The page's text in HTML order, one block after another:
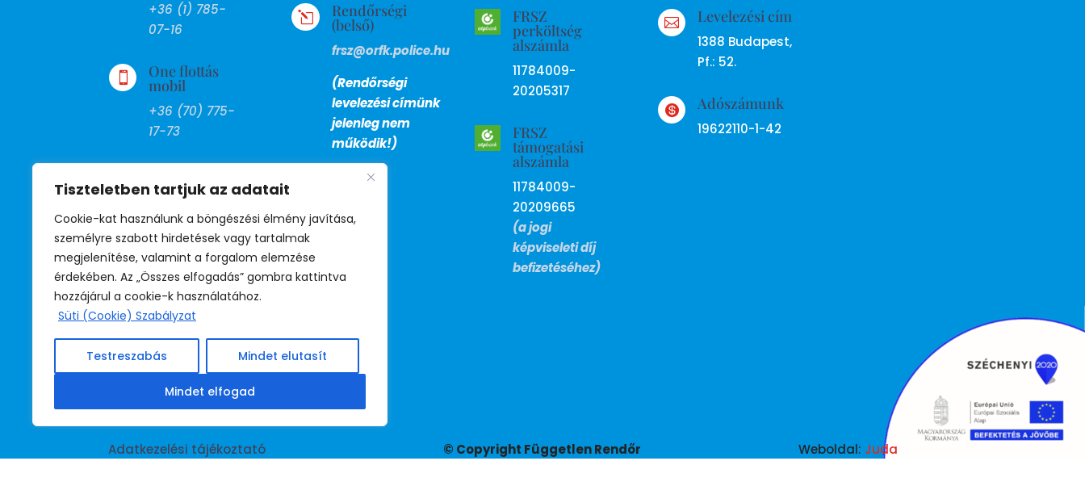
Tiszteletben tartjuk az adatait
Cookie-kat használunk a böngészési élmény javítása,
személyre szabott hirdetések vagy tartalmak
megjelenítése, valamint a forgalom elemzése
érdekében. Az „Összes elfogadás” gombra kattintva
hozzájárul a cookie-k használatához.
Süti (Cookie) Szabályzat
Testreszabás Mindet elutasít
Mindet elfogad
+36 (1) 785-
07-16
 One flottás
mobil
+36 (70) 775-
17-73
+36 (1) 799-
27-13
 BM telefon
39-530
(titkárság)
39-531
(jogsegély)
39-532
(irodavezető)
l Rendőrségi
(belső)
frsz@orfk.police.hu
(Rendőrségi
levelezési címünk
jelenleg nem
működik!)
FRSZ
perköltség
alszámla
11784009-
20205317
FRSZ
támogatási
alszámla
11784009-
20209665
(a jogi
képviseleti díj
befizetéséhez)
 Levelezési cím
1388 Budapest,
Pf.: 52.
 Adószámunk
19622110-1-42
Adatkezelési tájékoztató
© Copyright Független Rendőr
Weboldal: Juda